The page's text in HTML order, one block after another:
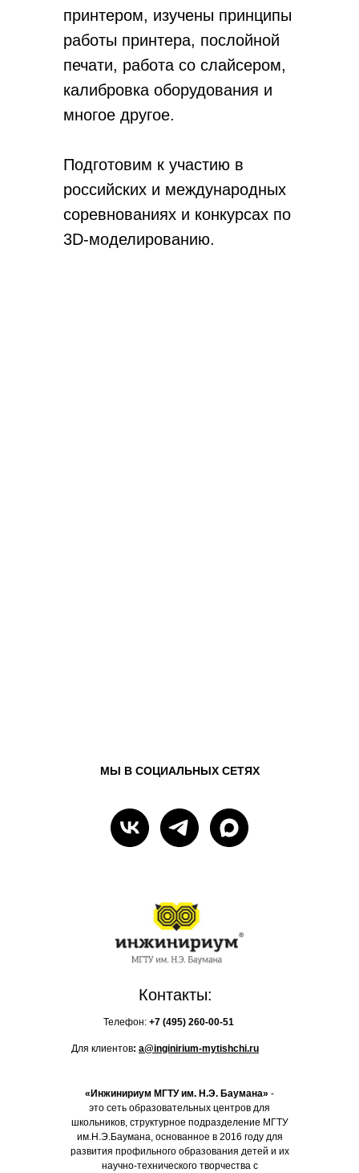
принтером, изучены принципы
работы принтера, послойной
печати, работа со слайсером,
калибровка оборудования и
многое другое.
Подготовим к участию в
российских и международных
соревнованиях и конкурсах по
3D-моделированию.
МЫ В СОЦИАЛЬНЫХ СЕТЯХ
«Инжинириум МГТУ им. Н.Э. Баумана» -
это сеть образовательных центров для
школьников, структурное подразделение МГТУ
им.Н.Э.Баумана, основанное в 2016 году для
развития профильного образования детей и их
научно-технического творчества с
Телефон: +7 (495) 260-00-51
Для клиентов: a@inginirium-mytishchi.ru
Контакты: